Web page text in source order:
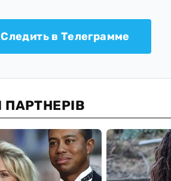
Следить в Телеграмме